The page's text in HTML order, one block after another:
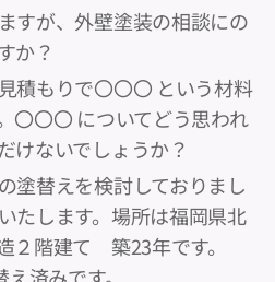
すが、外壁塗装の相談にの
か？
積もりで〇〇〇 という材料
〇〇〇 についてどう思われ
けないでしょうか？
塗替えを検討しておりまし
たします。場所は福岡県北
２階建て 築23年です。